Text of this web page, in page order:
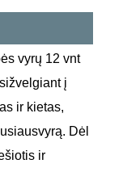
vyrų 12 vnt
į
ir kietas,
Dėl
ir